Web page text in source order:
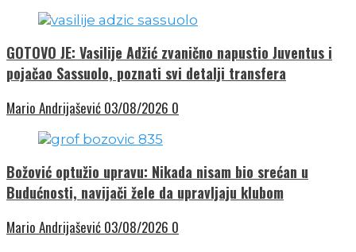
GOTOVO JE: Vasilije Adžić zvanično napustio Juventus i
pojačao Sassuolo, poznati svi detalji transfera
Mario Andrijašević 03/08/2026 0
Božović optužio upravu: Nikada nisam bio srećan u
Budućnosti, navijači žele da upravljaju klubom
Mario Andrijašević 03/08/2026 0